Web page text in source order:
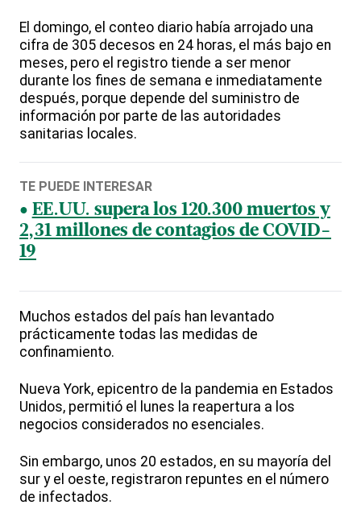
El domingo, el conteo diario había arrojado una
cifra de 305 decesos en 24 horas, el más bajo en
meses, pero el registro tiende a ser menor
durante los fines de semana e inmediatamente
después, porque depende del suministro de
información por parte de las autoridades
sanitarias locales.
TE PUEDE INTERESAR
EE.UU. supera los 120.300 muertos y
2,31 millones de contagios de COVID-
19
Muchos estados del país han levantado
prácticamente todas las medidas de
confinamiento.
Nueva York, epicentro de la pandemia en Estados
Unidos, permitió el lunes la reapertura a los
negocios considerados no esenciales.
Sin embargo, unos 20 estados, en su mayoría del
sur y el oeste, registraron repuntes en el número
de infectados.